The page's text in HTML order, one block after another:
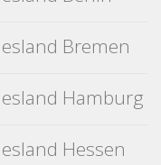
Bremen
Hamburg
Hessen